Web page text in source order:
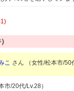
こ さん （女性/松本市/50
市/20代/Lv.28）